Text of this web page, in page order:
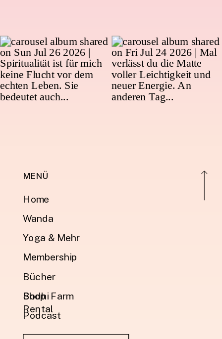
MENÜ
Home
Wanda
Yoga & Mehr
Shop
Bücher
Podcast
Membership
Bodhi Farm
Rental